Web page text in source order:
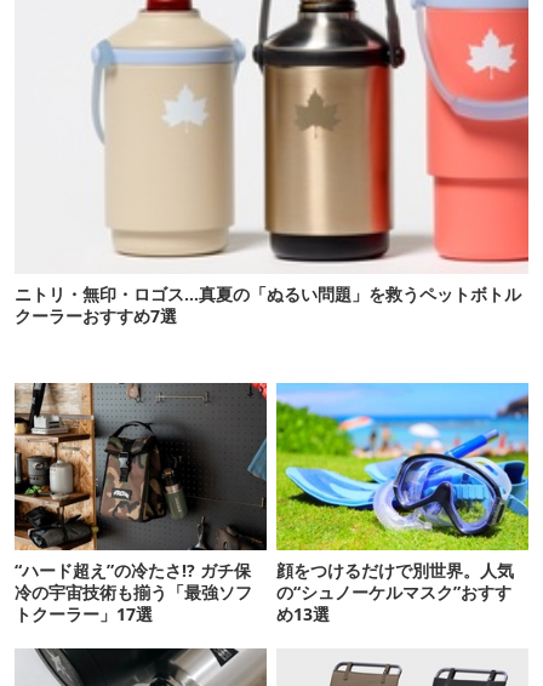
ニトリ・無印・ロゴス…真夏の「ぬるい問題」を救うペットボトル
クーラーおすすめ7選
“ハード超え”の冷たさ!? ガチ保
冷の宇宙技術も揃う「最強ソフ
トクーラー」17選
顔をつけるだけで別世界。人気
の“シュノーケルマスク”おすす
め13選